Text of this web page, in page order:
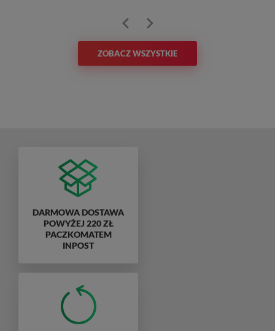
ZOBACZ WSZYSTKIE
DARMOWA DOSTAWA
POWYŻEJ 220 ZŁ
PACZKOMATEM
INPOST